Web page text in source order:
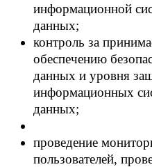
информационной
данных;
контроль за
обеспечению
данных и уровня
информационных
данных;
проведение
пользователей,